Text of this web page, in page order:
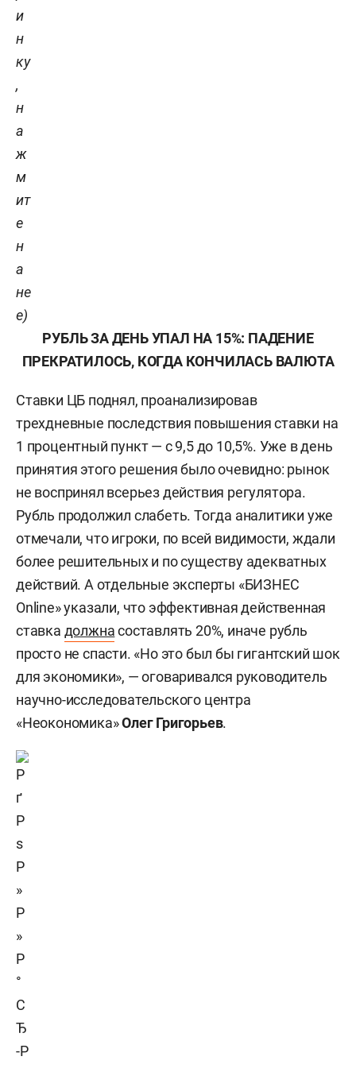
и
н
ку
,
н
а
ж
м
ит
е
н
а
не
е)
РУБЛЬ ЗА ДЕНЬ УПАЛ НА 15%: ПАДЕНИЕ
ПРЕКРАТИЛОСЬ, КОГДА КОНЧИЛАСЬ ВАЛЮТА
Ставки ЦБ поднял, проанализировав
трехдневные последствия повышения ставки на
1 процентный пункт — с 9,5 до 10,5%. Уже в день
принятия этого решения было очевидно: рынок
не воспринял всерьез действия регулятора.
Рубль продолжил слабеть. Тогда аналитики уже
отмечали, что игроки, по всей видимости, ждали
более решительных и по существу адекватных
действий. А отдельные эксперты «БИЗНЕС
Online» указали, что эффективная действенная
ставка должнасоставлять 20%, иначе рубль
просто не спасти. «Но это был бы гигантский шок
для экономики», — оговаривался руководитель
научно-исследовательского центра
«Неокономика»Олег Григорьев.